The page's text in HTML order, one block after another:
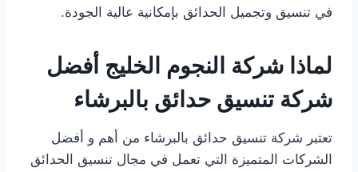
في تنسيق وتجميل الحدائق بإمكانية عالية الجودة.
لماذا شركة النجوم الخليج أفضل
شركة تنسيق حدائق بالبرشاء
تعتبر شركة تنسيق حدائق بالبرشاء من أهم و أفضل
الشركات المتميزة التي تعمل في مجال تنسيق الحدائق